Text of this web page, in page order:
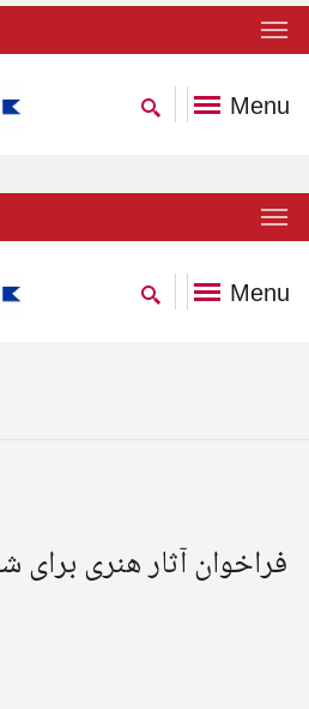
Menu
Menu
فراخوان آثار هنری